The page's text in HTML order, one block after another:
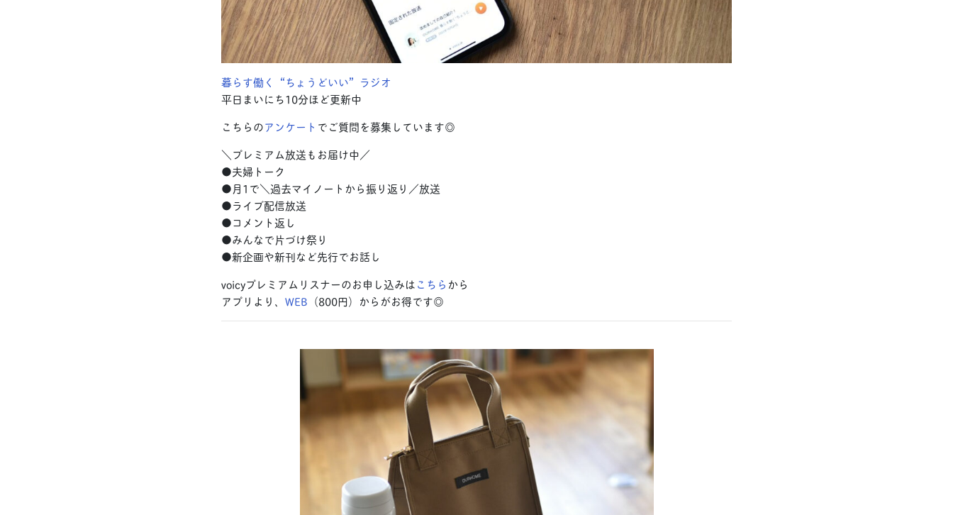
暮らす働く“ちょうどいい”ラジオ
平日まいにち10分ほど更新中
こちらのアンケート でご質問を募集しています◎
＼プレミアム放送もお届け中／
●夫婦トーク
●月1で＼過去マイノートから振り返り／放送
●ライブ配信放送
●コメント返し
●みんなで片づけ祭り
●新企画や新刊など先行でお話し
voicyプレミアムリスナーのお申し込みはこちら から
アプリより、 WEB （800円）からがお得です◎